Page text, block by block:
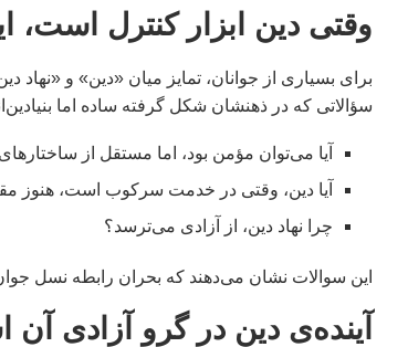
وقتی دین ابزار کنترل است،
برای بسیاری از جوانان، تمایز میان «دین» و
سؤالاتی که در ذهنشان شکل گرفته ساده اما
آیا می‌توان مؤمن بود، اما مستقل از
آیا دین، وقتی در خدمت سرکوب است،
چرا نهاد دین، از آزادی می‌ترسد؟
این سوالات نشان می‌دهند که بحران رابطه نسل جوان
آینده‌ی دین در گرو آزادی